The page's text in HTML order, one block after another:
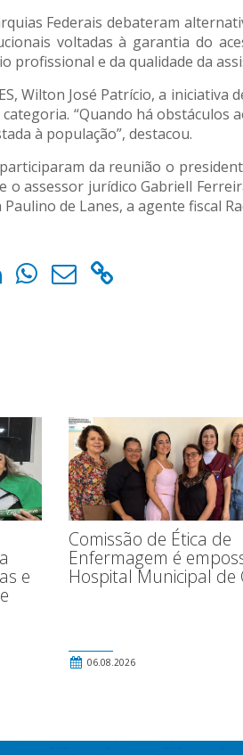
Federais debateram
voltadas à garantia do
profissional e da qualidade da
Wilton José Patrício, a
“Quando há obstáculos
à população”, destacou.
da reunião o
o assessor jurídico Gabriell
de Lanes, a agente fiscal
e
Comissão de Ética de
Enfermagem é
Hospital Municipal de
06.08.2026